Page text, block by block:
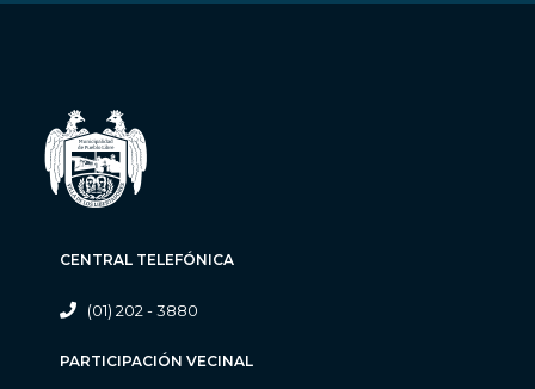
CENTRAL TELEFÓNICA
(01) 202 - 3880
PARTICIPACIÓN VECINAL